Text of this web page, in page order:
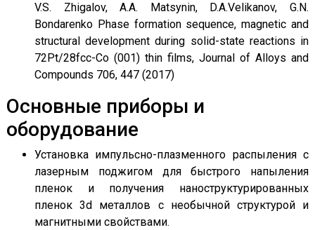
V.S. Zhigalov, A.A. Matsynin, D.A.Velikanov, G.N.
Bondarenko Phase formation sequence, magnetic and
structural development during solid-state reactions in
72Pt/28fcc-Co (001) thin films, Journal of Alloys and
Compounds 706, 447 (2017)
Основные приборы и
оборудование
Установка импульсно-плазменного распыления с
лазерным поджигом для быстрого напыления
пленок и получения наноструктурированных
пленок 3d металлов с необычной структурой и
магнитными свойствами.